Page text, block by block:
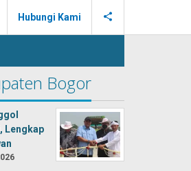
Hubungi Kami
Bogor
Lengkap